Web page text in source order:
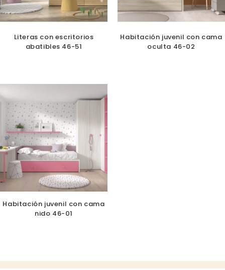
Literas con escritorios
abatibles 46-51
Habitación juvenil con cama
oculta 46-02
Habitación juvenil con cama
nido 46-01